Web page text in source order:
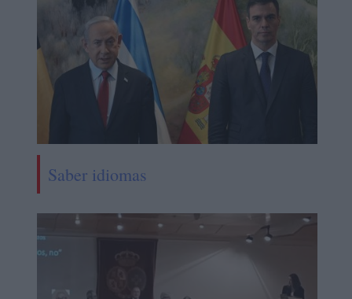
Saber idiomas